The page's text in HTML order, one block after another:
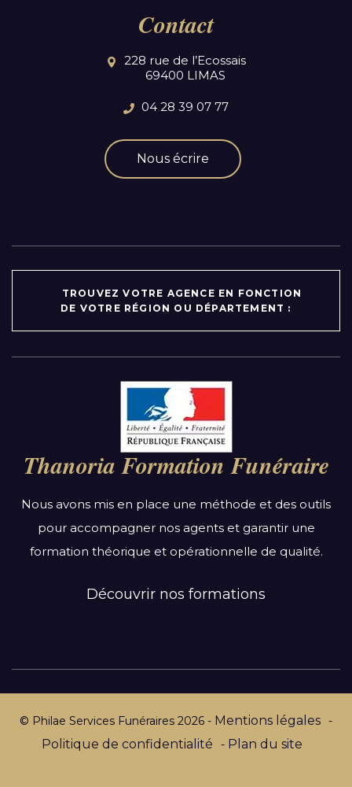
Contact
228 rue de l’Ecossais
69400 LIMAS
04 28 39 07 77
Nous écrire
TROUVEZ VOTRE AGENCE EN FONCTION
DE VOTRE RÉGION OU DÉPARTEMENT :
Auvergne-Rhône-Alpes
Bourgogne-Franche-Comté
Bretagne
Centre-Val de Loire
Grand Est
Hauts-de-France
Normandie
Par département :
Thanoria Formation Funéraire
Nous avons mis en place une méthode et des outils
pour accompagner nos agents et garantir une
formation théorique et opérationnelle de qualité.
Découvrir nos formations
© Philae Services Funéraires 2026 - Mentions légales -
Politique de confidentialité - Plan du site